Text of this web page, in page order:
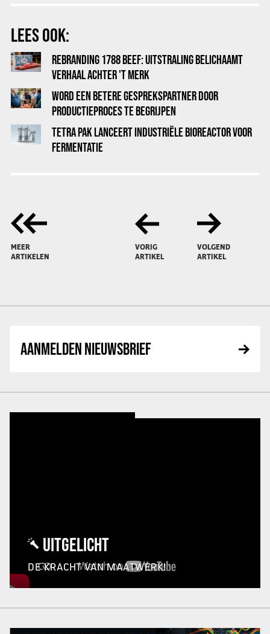
LEES OOK:
REBRANDING 1788 BEEF: UITSTRALING BELICHAAMT
VERHAAL ACHTER 'T MERK
WORD EEN BETERE GESPREKSPARTNER DOOR
PRODUCTIEPROCES TE BEGRIJPEN
TETRA PAK LANCEERT INDUSTRIËLE BIOREACTOR VOOR
FERMENTATIE
MEER
ARTIKELEN
VORIG
ARTIKEL
VOLGEND
ARTIKEL
AANMELDEN NIEUWSBRIEF
UITGELICHT
DE KRACHT VAN MAATWERK!